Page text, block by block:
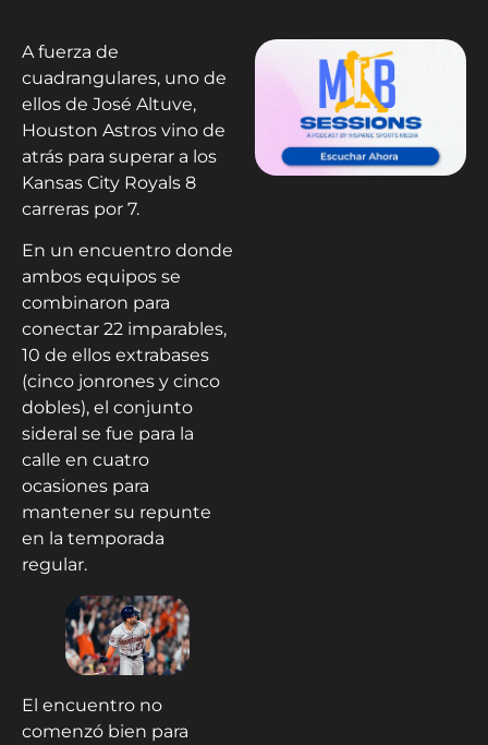
A fuerza de
cuadrangulares, uno de
ellos de José Altuve,
Houston Astros vino de
atrás para superar a los
Kansas City Royals 8
carreras por 7.
En un encuentro donde
ambos equipos se
combinaron para
conectar 22 imparables,
10 de ellos extrabases
(cinco jonrones y cinco
dobles), el conjunto
sideral se fue para la
calle en cuatro
ocasiones para
mantener su repunte
en la temporada
regular.
El encuentro no
comenzó bien para